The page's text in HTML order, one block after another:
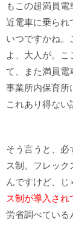
もこの超満員
近電車に乗られ
いつですかね。
よ、大人が。
て、また満員電
事業所内保育所
これあり得ない
そう言うと、必
ス制。フレック
んですけど、
ス制が導入され
労省調べている